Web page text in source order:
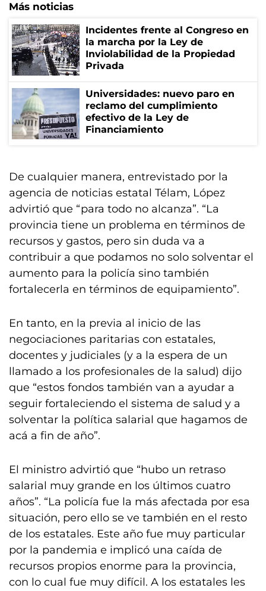
Más noticias
Incidentes frente al Congreso en
la marcha por la Ley de
Inviolabilidad de la Propiedad
Privada
Universidades: nuevo paro en
reclamo del cumplimiento
efectivo de la Ley de
Financiamiento
De cualquier manera, entrevistado por la
agencia de noticias estatal Télam, López
advirtió que “para todo no alcanza”. “La
provincia tiene un problema en términos de
recursos y gastos, pero sin duda va a
contribuir a que podamos no solo solventar el
aumento para la policía sino también
fortalecerla en términos de equipamiento”.
En tanto, en la previa al inicio de las
negociaciones paritarias con estatales,
docentes y judiciales (y a la espera de un
llamado a los profesionales de la salud) dijo
que “estos fondos también van a ayudar a
seguir fortaleciendo el sistema de salud y a
solventar la política salarial que hagamos de
acá a fin de año”.
El ministro advirtió que “hubo un retraso
salarial muy grande en los últimos cuatro
años”. “La policía fue la más afectada por esa
situación, pero ello se ve también en el resto
de los estatales. Este año fue muy particular
por la pandemia e implicó una caída de
recursos propios enorme para la provincia,
con lo cual fue muy difícil. A los estatales les